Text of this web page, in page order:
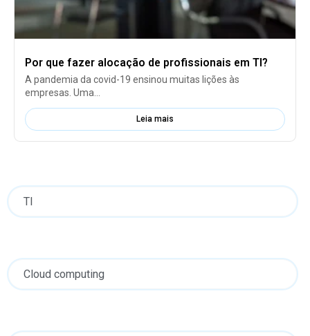
TI
Cloud computing
Por que fazer alocação de profissionais em TI?
A pandemia da covid-19 ensinou muitas lições às
empresas. Uma...
Leia mais